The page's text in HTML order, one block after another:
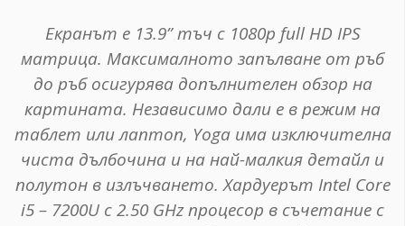
Екранът е 13.9” тъч с 1080p full HD IPS
матрица. Максималното запълване от ръб
до ръб осигурява допълнителен обзор на
картината. Независимо дали е в режим на
таблет или лаптоп, Yoga има изключителна
чиста дълбочина и на най-малкия детайл и
полутон в излъчването. Хардуерът Intel Core
i5 – 7200U с 2.50 GHz процесор в съчетание с